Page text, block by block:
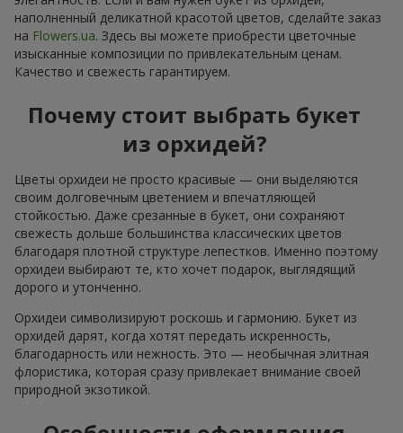
наполненный деликатной красотой цветов, сделайте заказ
на Flowers.ua. Здесь вы можете приобрести цветочные
изысканные композиции по привлекательным ценам.
Качество и свежесть гарантируем.
Почему стоит выбрать букет
из орхидей?
Цветы орхидеи не просто красивые — они выделяются
своим долговечным цветением и впечатляющей
стойкостью. Даже срезанные в букет, они сохраняют
свежесть дольше большинства классических цветов
благодаря плотной структуре лепестков. Именно поэтому
орхидеи выбирают те, кто хочет подарок, выглядящий
дорого и утонченно.
Орхидеи символизируют роскошь и гармонию. Букет из
орхидей дарят, когда хотят передать искренность,
благодарность или нежность. Это — необычная элитная
флористика, которая сразу привлекает внимание своей
природной экзотикой.